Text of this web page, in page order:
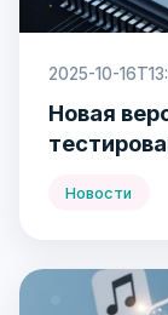
2025-10-
Новая
Новости